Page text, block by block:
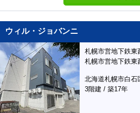
ウィル・ジョバンニ
札幌市営地下鉄東
札幌市営地下鉄東
北海道札幌市白石
3階建 / 築17年